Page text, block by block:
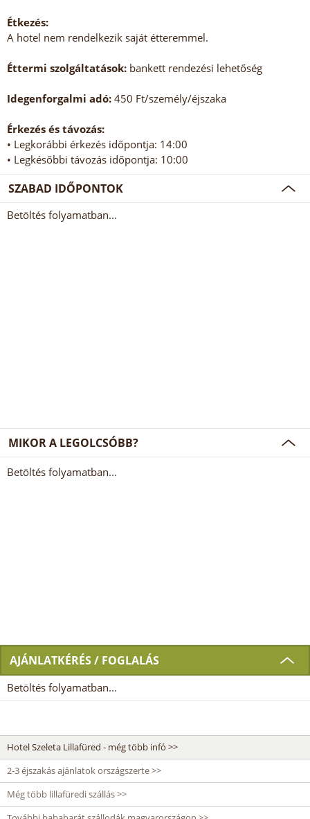
Étkezés:
A hotel nem rendelkezik saját étteremmel.
Éttermi szolgáltatások: bankett rendezési lehetőség
Idegenforgalmi adó: 450 Ft/személy/éjszaka
Érkezés és távozás:
• Legkorábbi érkezés időpontja: 14:00
• Legkésőbbi távozás időpontja: 10:00
SZABAD IDŐPONTOK
Betöltés folyamatban...
MIKOR A LEGOLCSÓBB?
Betöltés folyamatban...
AJÁNLATKÉRÉS / FOGLALÁS
Betöltés folyamatban...
Hotel Szeleta Lillafüred - még több infó >>
2-3 éjszakás ajánlatok országszerte >>
Még több lillafüredi szállás >>